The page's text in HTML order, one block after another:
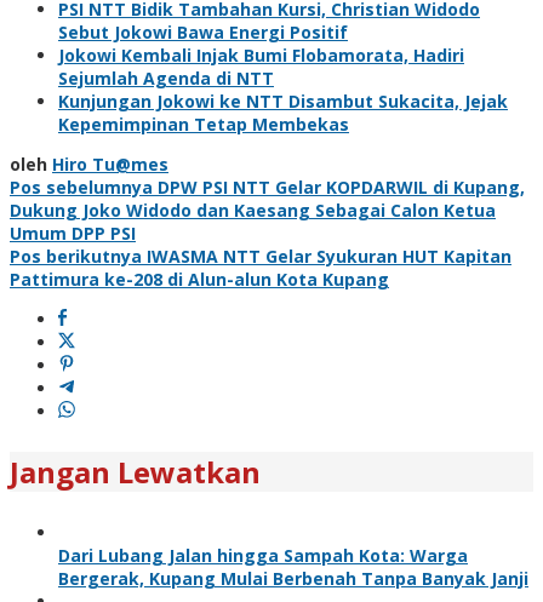
PSI NTT Bidik Tambahan Kursi, Christian Widodo
Sebut Jokowi Bawa Energi Positif
Jokowi Kembali Injak Bumi Flobamorata, Hadiri
Sejumlah Agenda di NTT
Kunjungan Jokowi ke NTT Disambut Sukacita, Jejak
Kepemimpinan Tetap Membekas
oleh Hiro Tu@mes
Navigasi
pos
Pos sebelumnya DPW PSI NTT Gelar KOPDARWIL di Kupang,
Dukung Joko Widodo dan Kaesang Sebagai Calon Ketua
Umum DPP PSI
Pos berikutnya IWASMA NTT Gelar Syukuran HUT Kapitan
Pattimura ke-208 di Alun-alun Kota Kupang
Jangan Lewatkan
Dari Lubang Jalan hingga Sampah Kota: Warga
Bergerak, Kupang Mulai Berbenah Tanpa Banyak Janji